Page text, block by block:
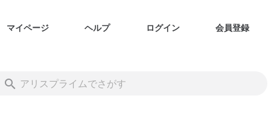
マイページ ヘルプ ログイン 会員登録